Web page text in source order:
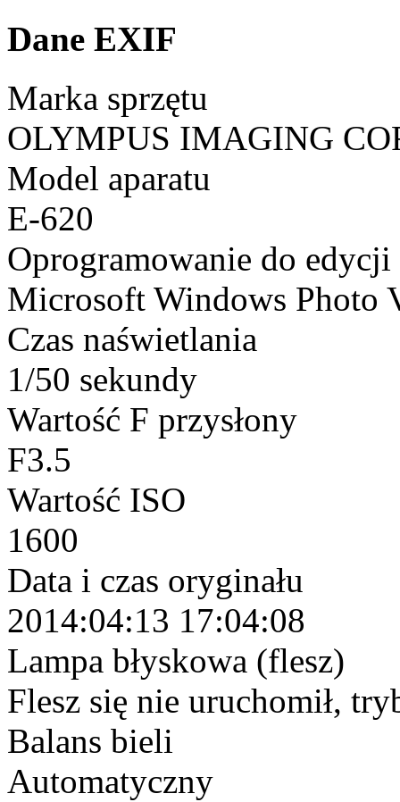
Dane EXIF
Marka sprzętu
OLYMPUS IMAGING
Model aparatu
E-620
Oprogramowanie do edycji
Microsoft Windows Photo
Czas naświetlania
1/50 sekundy
Wartość F przysłony
F3.5
Wartość ISO
1600
Data i czas oryginału
2014:04:13 17:04:08
Lampa błyskowa (flesz)
Flesz się nie uruchomił,
Balans bieli
Automatyczny